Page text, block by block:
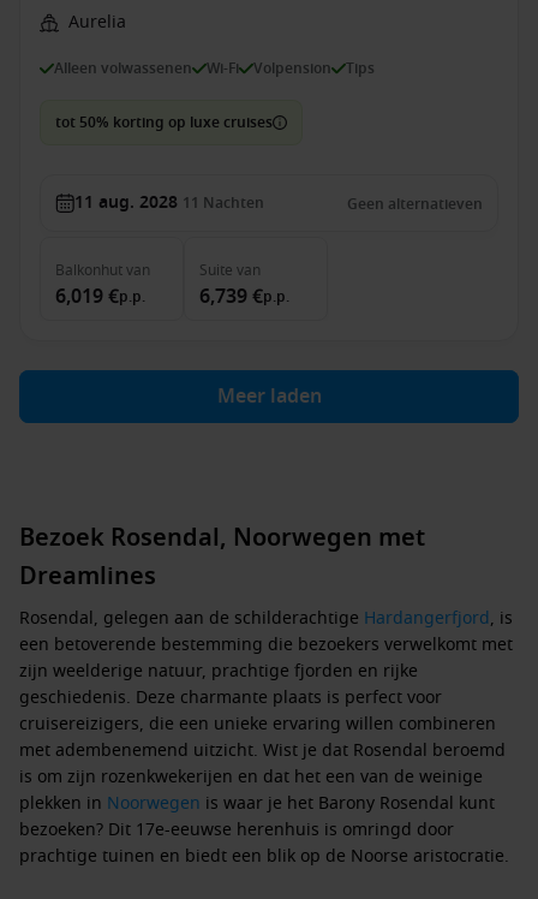
Aurelia
Alleen volwassenen Wi-Fi Volpension Tips
tot 50% korting op luxe cruises
11 aug. 2028 11 Nachten Geen alternatieven
Balkonhutvan
6,019 €p.p.
Suite van
6,739 €p.p.
Meer laden
Bezoek Rosendal, Noorwegen met
Dreamlines
Rosendal, gelegen aan de schilderachtige Hardangerfjord, is
een betoverende bestemming die bezoekers verwelkomt met
zijn weelderige natuur, prachtige fjorden en rijke
geschiedenis. Deze charmante plaats is perfect voor
cruisereizigers, die een unieke ervaring willen combineren
met adembenemend uitzicht. Wist je dat Rosendal beroemd
is om zijn rozenkwekerijen en dat het een van de weinige
plekken in Noorwegen is waar je het Barony Rosendal kunt
bezoeken? Dit 17e-eeuwse herenhuis is omringd door
prachtige tuinen en biedt een blik op de Noorse aristocratie.